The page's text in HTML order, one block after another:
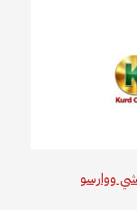
ووارسو